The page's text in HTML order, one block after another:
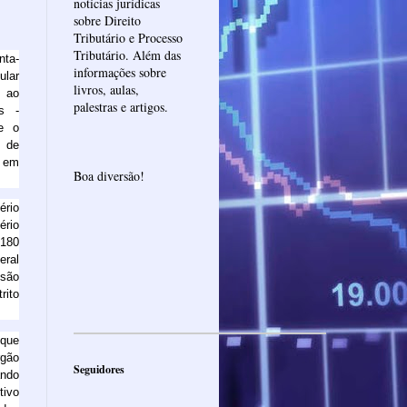
ao
-
o
de
sobre Direito
Tributário e Processo
Tributário. Além das
informações sobre
livros, aulas,
palestras e artigos.
Boa diversão!
Seguidores